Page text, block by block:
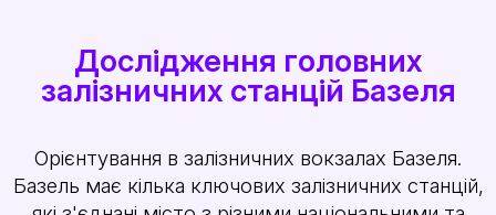
Дослідження головних
залізничних станцій Базеля
Орієнтування в залізничних вокзалах Базеля.
Базель має кілька ключових залізничних станцій,